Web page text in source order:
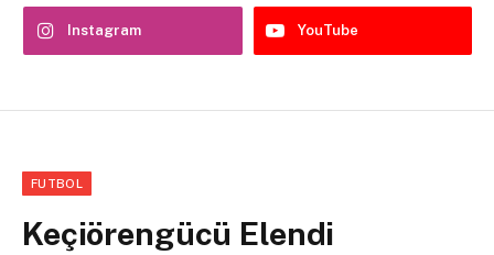
Instagram YouTube
FUTBOL
Keçiörengücü Elendi